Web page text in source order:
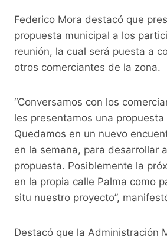
Federico Mora destacó que
propuesta municipal a los
reunión, la cual será puesta a
otros comerciantes de la zona.
“Conversamos con los
les presentamos una propuesta
Quedamos en un nuevo
en la semana, para desarrollar
propuesta. Posiblemente la
en la propia calle Palma como
situ nuestro proyecto”,
Destacó que la Administración